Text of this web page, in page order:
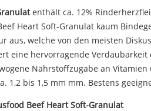
enthält ca. 12%
Heart Soft-Granulat kaum
aus, welche von den meisten
eine hervorragende
Nährstoffzugabe an
1,2 bis 1,5 mm mm. Bestens
Beef Heart Soft-Granulat